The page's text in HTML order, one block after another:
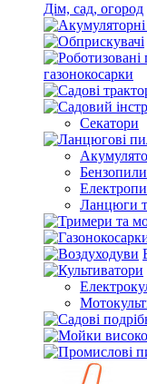
Дім, сад, огород
газонокосарки
Секатори
Бензопили
Ланцюги